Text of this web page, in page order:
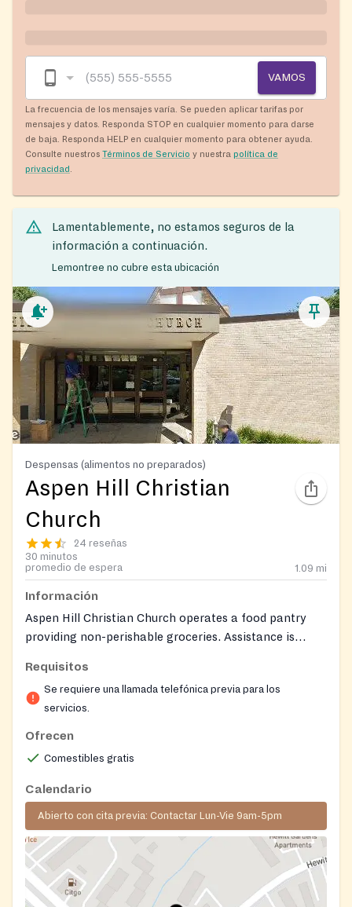
VAMOS
La frecuencia de los mensajes varía. Se pueden aplicar tarifas por
mensajes y datos. Responda STOP en cualquier momento para darse
de baja. Responda HELP en cualquier momento para obtener ayuda.
Consulte nuestros Términos de Servicio y nuestra política de
privacidad
Lamentablemente, no estamos seguros de la
información a continuación.
Lemontree no cubre esta ubicación
Despensas (alimentos no preparados)
Aspen Hill Christian
Church
24 reseñas
30 minutos
promedio de espera
1.09 mi
Información
Aspen Hill Christian Church operates a food pantry
providing non-perishable groceries. Assistance is
appointment. The church also engages in various
community outreach activities.
Requisitos
Se requiere una llamada telefónica previa para los
servicios.
Ofrecen
Comestibles gratis
Calendario
Abierto con cita previa: Contactar Lun-Vie 9am-5pm